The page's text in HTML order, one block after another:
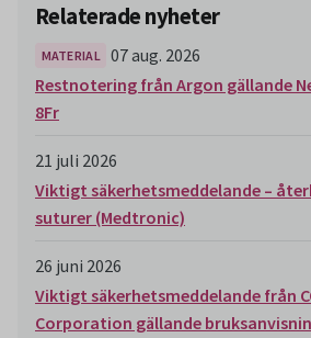
Relaterade nyheter
MATERIAL
07 aug. 2026
Restnotering från Argon gällande
8Fr
21 juli 2026
Viktigt säkerhetsmeddelande –
suturer (Medtronic)
26 juni 2026
Viktigt säkerhetsmeddelande från
Corporation gällande